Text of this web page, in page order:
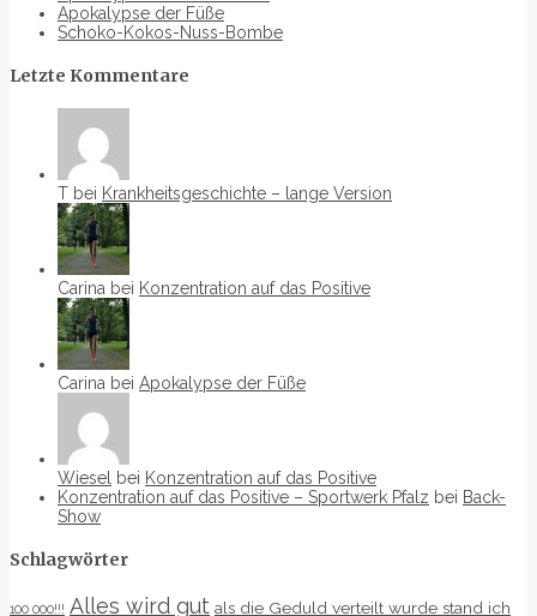
Apokalypse der Füße
Schoko-Kokos-Nuss-Bombe
Letzte Kommentare
T bei Krankheitsgeschichte – lange Version
Carina bei Konzentration auf das Positive
Carina bei Apokalypse der Füße
Wiesel bei Konzentration auf das Positive
Konzentration auf das Positive – Sportwerk Pfalz bei Back-
Show
Schlagwörter
100 000!!! Alles wird gut als die Geduld verteilt wurde stand ich